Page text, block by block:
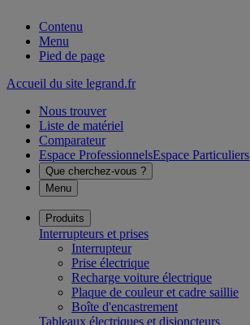
Contenu
Menu
Pied de page
Accueil du site legrand.fr
Nous trouver
Liste de matériel
Comparateur
Espace ProfessionnelsEspace Particuliers
Que cherchez-vous ?
Menu
Produits
Interrupteurs et prises
Interrupteur
Prise électrique
Recharge voiture électrique
Plaque de couleur et cadre saillie
Boîte d'encastrement
Tableaux électriques et disjoncteurs